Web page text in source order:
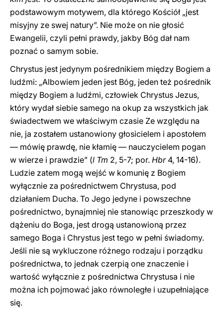
podstawowym motywem, dla którego Kościół „jest
misyjny ze swej natury”. Nie może on nie głosić
Ewangelii, czyli pełni prawdy, jakby Bóg dał nam
poznać o samym sobie.
Chrystus jest jedynym pośrednikiem między Bogiem a
ludźmi: „Albowiem jeden jest Bóg, jeden też pośrednik
między Bogiem a ludźmi, człowiek Chrystus Jezus,
który wydał siebie samego na okup za wszystkich jak
świadectwem we właściwym czasie Ze względu na
nie, ja zostałem ustanowiony głosicielem i apostołem
— mówię prawdę, nie kłamię — nauczycielem pogan
w wierze i prawdzie” (l Tm 2, 5-7; por. Hbr4, 14-16).
Ludzie zatem mogą wejść w komunię z Bogiem
wyłącznie za pośrednictwem Chrystusa, pod
działaniem Ducha. To Jego jedyne i powszechne
pośrednictwo, bynajmniej nie stanowiąc przeszkody w
dążeniu do Boga, jest drogą ustanowioną przez
samego Boga i Chrystus jest tego w pełni świadomy.
Jeśli nie są wykluczone różnego rodzaju i porządku
pośrednictwa, to jednak czerpią one znaczenie i
wartość wyłącznie z pośrednictwa Chrystusa i nie
można ich pojmować jako równoległe i uzupełniające
się.